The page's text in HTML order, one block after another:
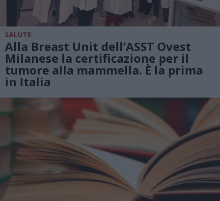
SALUTE
Alla Breast Unit dell’ASST Ovest
Milanese la certificazione per il
tumore alla mammella. È la prima
in Italia